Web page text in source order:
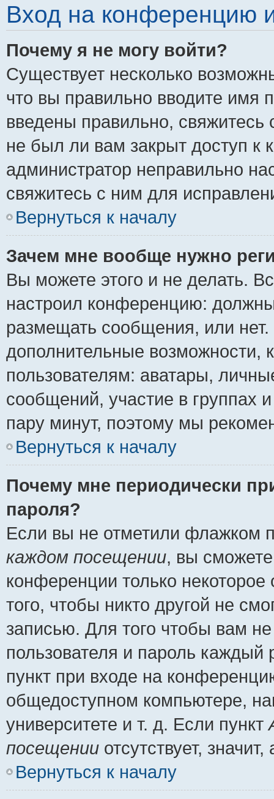
Вход на конференцию
Почему я не могу войти?
Существует несколько
что вы правильно вводите имя
введены правильно,
не был ли вам закрыт доступ к
администратор неправильно
свяжитесь с ним для
Вернуться к началу
Зачем мне вообще нужно
Вы можете этого и не делать.
настроил конференцию:
размещать сообщения, или
дополнительные
пользователям: аватары,
сообщений, участие в группах
пару минут, поэтому мы
Вернуться к началу
Почему мне периодически
пароля?
Если вы не отметили флажком
каждом посещении, вы
конференции только
того, чтобы никто другой не
записью. Для того чтобы вам
пользователя и пароль
пункт при входе на
общедоступном компьютере,
университете и т. д. Если пункт
посещении отсутствует,
Вернуться к началу